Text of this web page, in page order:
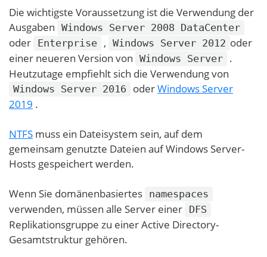
Die wichtigste Voraussetzung ist die Verwendung der
Ausgaben Windows Server 2008 DataCenter
oder Enterprise , Windows Server 2012 oder
einer neueren Version von Windows Server .
Heutzutage empfiehlt sich die Verwendung von
Windows Server 2016 oderWindows Server
2019 .
NTFS muss ein Dateisystem sein, auf dem
gemeinsam genutzte Dateien auf Windows Server-
Hosts gespeichert werden.
Wenn Sie domänenbasiertes namespaces
verwenden, müssen alle Server einer DFS
Replikationsgruppe zu einer Active Directory-
Gesamtstruktur gehören.